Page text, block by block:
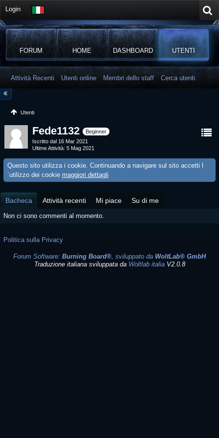
Login
FORUM HOME DASHBOARD UTENTI
Attività Recenti Utenti online Membri dello staff Cerca utenti
Utenti
Fede1132
Beginner
Iscritto dal 16 Mar 2021
Ultime Attività 5 Mag 2021
Questo sito utilizza i cookie. Continuando a navigare sul sito accetti l
´utilizzo dei cookie maggiori dettagli
Bacheca Attività recenti Mi piace Su di me
Non ci sono commenti al momento.
Politica sulla Privacy
Forum Software: Burning Board®, sviluppato da WoltLab® GmbH
Traduzione italiana sviluppata da Woltlab italiaV2.0.8